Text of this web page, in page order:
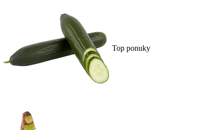
Top ponuky